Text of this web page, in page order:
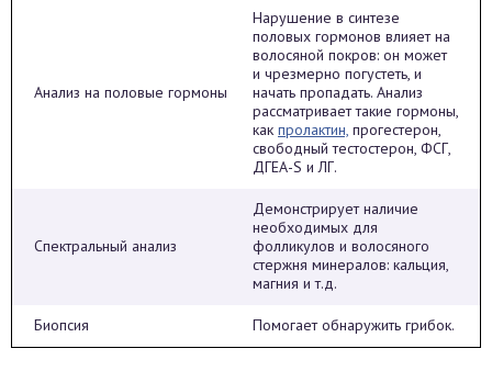
Анализ на половые гормоны
Нарушение в синтезе
половых гормонов влияет на
волосяной покров: он может
и чрезмерно погустеть, и
начать пропадать. Анализ
рассматривает такие гормоны,
как пролактин, прогестерон,
свободный тестостерон, ФСГ,
ДГЕА-S и ЛГ.
Спектральный анализ
Демонстрирует наличие
необходимых для
фолликулов и волосяного
стержня минералов: кальция,
магния и т.д.
Биопсия Помогает обнаружить грибок.